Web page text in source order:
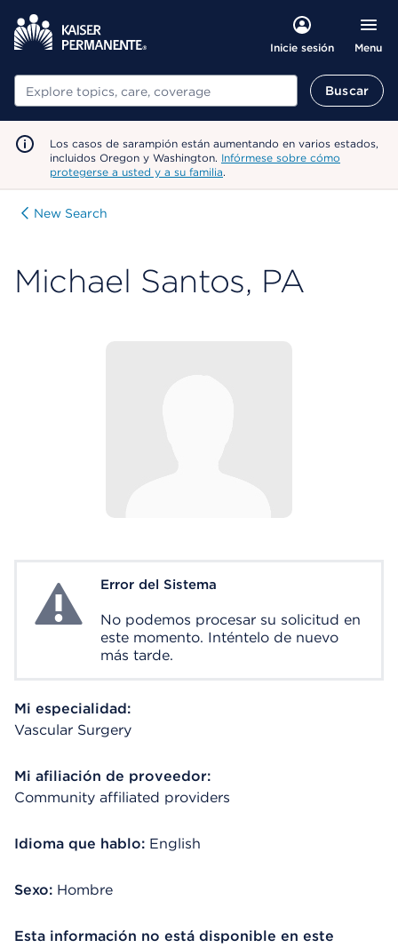
Inicie sesión Menu
Buscar Buscar
Los casos de sarampión están aumentando en varios estados,
incluidos Oregon y Washington. Infórmese sobre cómo
protegerse a usted y a su familia.
New Search
Michael Santos, PA
System ErrorError del Sistema
No podemos procesar su solicitud en
este momento. Inténtelo de nuevo
más tarde.
Mi especialidad:
Vascular Surgery
Mi afiliación de proveedor:
Community affiliated providers
Idioma que hablo: English
Sexo: Hombre
Esta información no está disponible en este